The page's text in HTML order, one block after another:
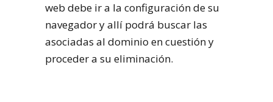
web debe ir a la configuración de su
navegador y allí podrá buscar las
asociadas al dominio en cuestión y
proceder a su eliminación.